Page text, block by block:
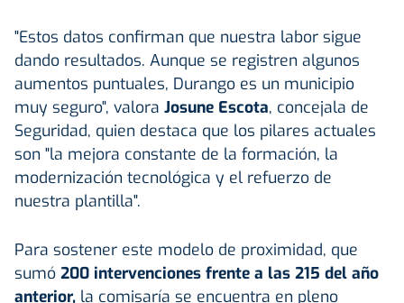
"Estos datos confirman que nuestra labor sigue
dando resultados. Aunque se registren algunos
aumentos puntuales, Durango es un municipio
muy seguro", valora Josune Escota, concejala de
Seguridad, quien destaca que los pilares actuales
son "la mejora constante de la formación, la
modernización tecnológica y el refuerzo de
nuestra plantilla".
Para sostener este modelo de proximidad, que
sumó 200 intervenciones frente a las 215 del año
anterior, la comisaría se encuentra en pleno